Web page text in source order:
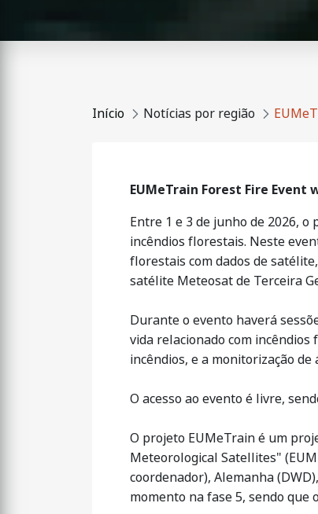
Início Notícias por região
EUMeTrain Forest Fire Event
Entre 1 e 3 de junho de 2026,
incêndios florestais. Neste
florestais com dados de
satélite Meteosat de Terceira
Durante o evento haverá
vida relacionado com incêndios
incêndios, e a monitorização
O acesso ao evento é livre,
O projeto EUMeTrain é um
Meteorological Satellites"
coordenador), Alemanha
momento na fase 5, sendo que